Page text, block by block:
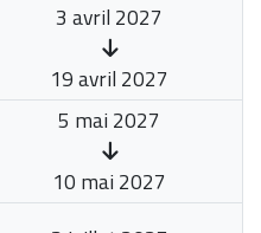
3 avril 2027
19 avril 2027
5 mai 2027
10 mai 2027